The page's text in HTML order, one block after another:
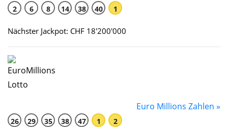
2 6 8 14 38 40 1
Nächster Jackpot: CHF 18'200'000
Euro Millions Zahlen »
26 29 35 38 47 1 2